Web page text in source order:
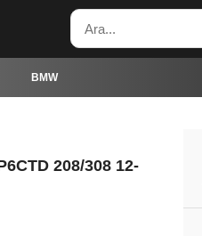
BMW
208/308 12-